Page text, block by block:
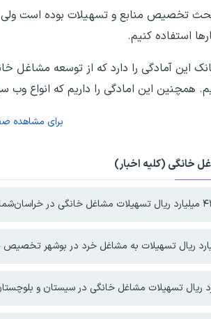
تخصیص منابع و تسهیلات بوده است ولی
استفاده‌ کنیم.
این آمادگی را دارد که از توسعه مشاغل
همچنین این امادگی را داریم که انواع وب
برای مشاهده
خانگی (کلیه اخبار)